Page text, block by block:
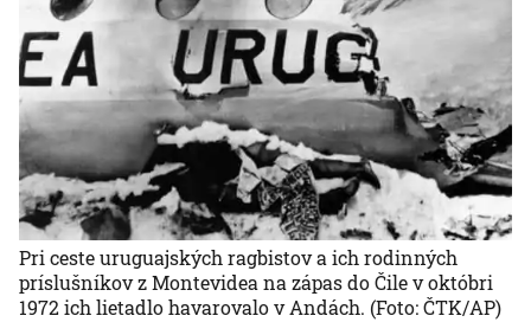
Pri ceste uruguajských ragbistov a ich rodinných
príslušníkov z Montevidea na zápas do Čile v októbri
1972 ich lietadlo havarovalo v Andách. (Foto: ČTK/AP)